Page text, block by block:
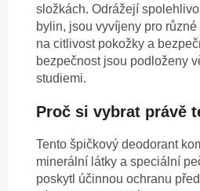
složkách. Odrážejí
bylin, jsou vyvíjeny pro různé
na citlivost pokožky a
bezpečnost jsou podloženy
studiemi.
Proč si vybrat právě
Tento špičkový deodorant
minerální látky a speciální
poskytl účinnou ochranu